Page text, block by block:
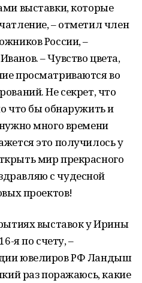
выставки, которые
– отметил член
России, –
– Чувство цвета,
просматриваются во
Не секрет, что
что бы обнаружить и
много времени
это получилось у
мир прекрасного
с чудесной
проектов!
выставок у Ирины
я по счету, –
ювелиров РФ Ландыш
раз поражаюсь, какие